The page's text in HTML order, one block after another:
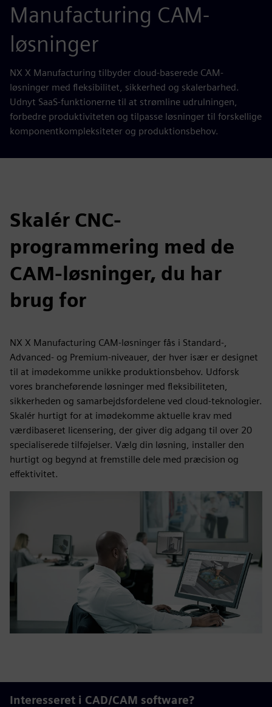
Manufacturing CAM-
løsninger
NX X Manufacturing tilbyder cloud-baserede CAM-
løsninger med fleksibilitet, sikkerhed og skalerbarhed.
Udnyt SaaS-funktionerne til at strømline udrulningen,
forbedre produktiviteten og tilpasse løsninger til forskellige
komponentkompleksiteter og produktionsbehov.
Skalér CNC-
programmering med de
CAM-løsninger, du har
brug for
NX X Manufacturing CAM-løsninger fås i Standard-,
Advanced- og Premium-niveauer, der hver især er designet
til at imødekomme unikke produktionsbehov. Udforsk
vores brancheførende løsninger med fleksibiliteten,
sikkerheden og samarbejdsfordelene ved cloud-teknologier.
Skalér hurtigt for at imødekomme aktuelle krav med
værdibaseret licensering, der giver dig adgang til over 20
specialiserede tilføjelser. Vælg din løsning, installer den
hurtigt og begynd at fremstille dele med præcision og
effektivitet.
Interesseret i CAD/CAM software?